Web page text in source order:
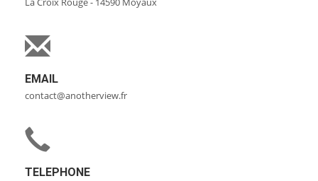
EMAIL
contact@anotherview.fr
TELEPHONE